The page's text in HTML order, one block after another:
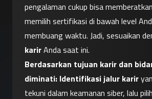
pengalaman cukup bisa
memilih sertifikasi di bawah level
membuang waktu. Jadi, sesuaikan
karir Anda saat ini.
Berdasarkan tujuan karir dan
diminati: Identifikasi jalur karir
tekuni dalam keamanan siber, lalu